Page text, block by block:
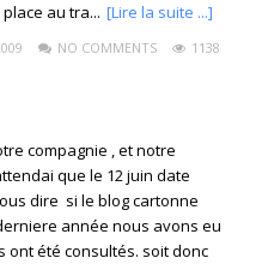
au tra... [Lire la suite ...]
NO COMMENTS
1138
compagnie , et notre
que le 12 juin date
dire si le blog cartonne
année nous avons eu
ont été consultés. soit donc